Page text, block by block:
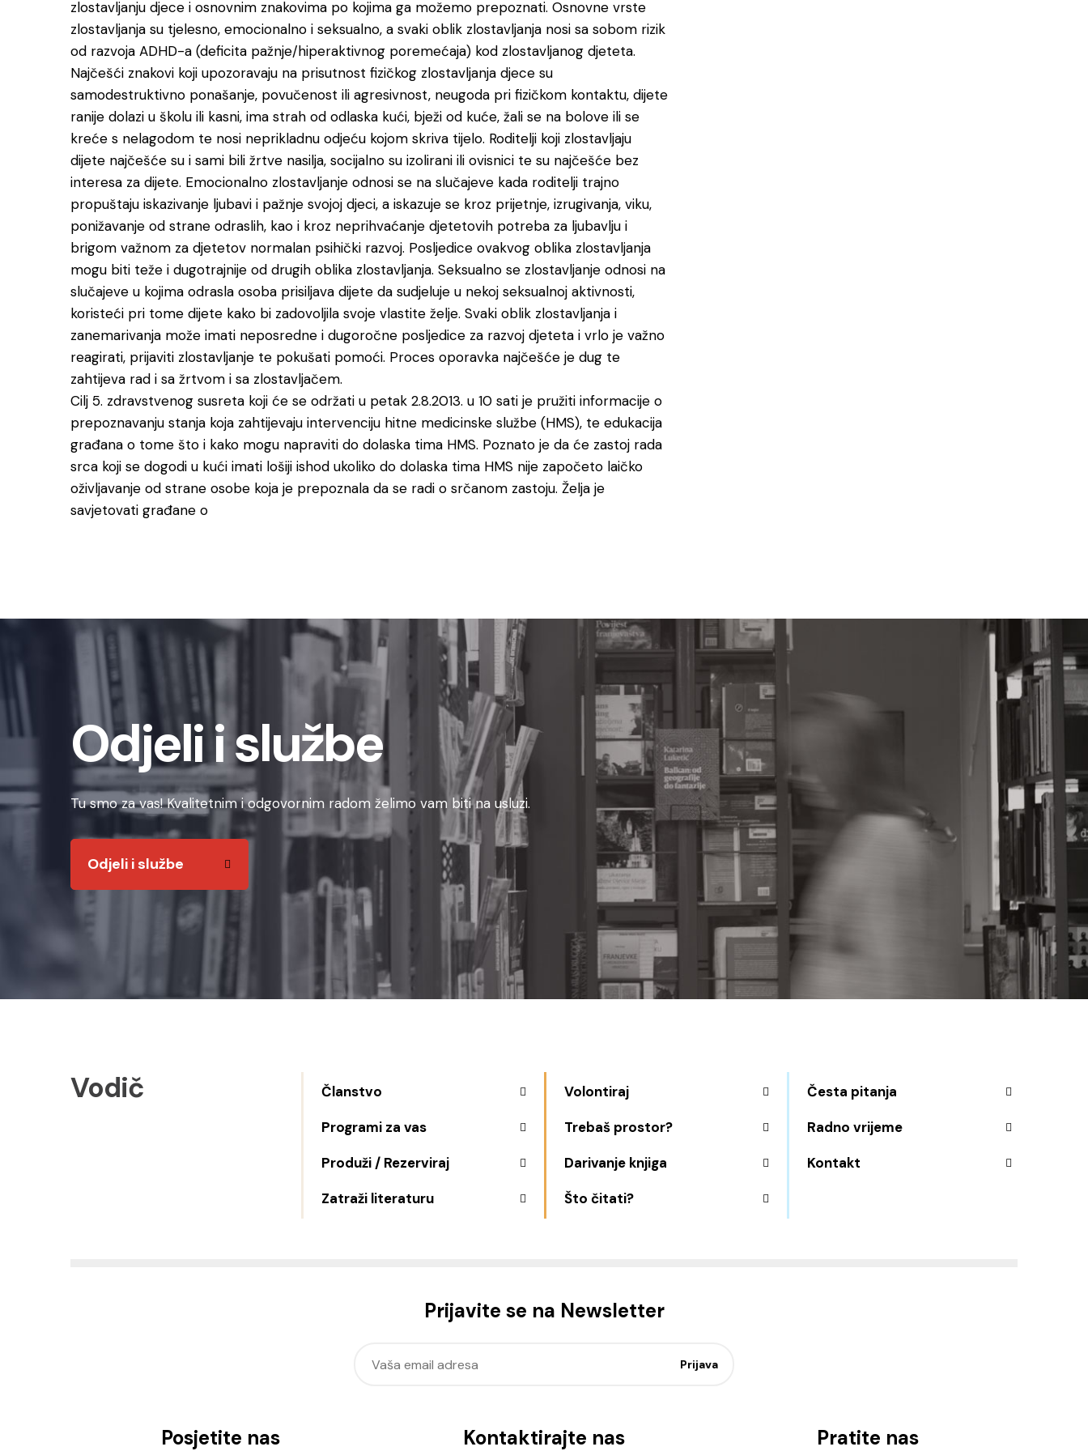
zlostavljanju djece i osnovnim znakovima po kojima ga možemo prepoznati. Osnovne vrste
zlostavljanja su tjelesno, emocionalno i seksualno, a svaki oblik zlostavljanja nosi sa sobom rizik
od razvoja ADHD-a (deficita pažnje/hiperaktivnog poremećaja) kod zlostavljanog djeteta.
Najčešći znakovi koji upozoravaju na prisutnost fizičkog zlostavljanja djece su
samodestruktivno ponašanje, povučenost ili agresivnost, neugoda pri fizičkom kontaktu, dijete
ranije dolazi u školu ili kasni, ima strah od odlaska kući, bježi od kuće, žali se na bolove ili se
kreće s nelagodom te nosi neprikladnu odjeću kojom skriva tijelo. Roditelji koji zlostavljaju
dijete najčešće su i sami bili žrtve nasilja, socijalno su izolirani ili ovisnici te su najčešće bez
interesa za dijete. Emocionalno zlostavljanje odnosi se na slučajeve kada roditelji trajno
propuštaju iskazivanje ljubavi i pažnje svojoj djeci, a iskazuje se kroz prijetnje, izrugivanja, viku,
ponižavanje od strane odraslih, kao i kroz neprihvaćanje djetetovih potreba za ljubavlju i
brigom važnom za djetetov normalan psihički razvoj. Posljedice ovakvog oblika zlostavljanja
mogu biti teže i dugotrajnije od drugih oblika zlostavljanja. Seksualno se zlostavljanje odnosi na
slučajeve u kojima odrasla osoba prisiljava dijete da sudjeluje u nekoj seksualnoj aktivnosti,
koristeći pri tome dijete kako bi zadovoljila svoje vlastite želje. Svaki oblik zlostavljanja i
zanemarivanja može imati neposredne i dugoročne posljedice za razvoj djeteta i vrlo je važno
reagirati, prijaviti zlostavljanje te pokušati pomoći. Proces oporavka najčešće je dug te
zahtijeva rad i sa žrtvom i sa zlostavljačem.
Cilj 5. zdravstvenog susreta koji će se održati u petak 2.8.2013. u 10 sati je pružiti informacije o
prepoznavanju stanja koja zahtijevaju intervenciju hitne medicinske službe (HMS), te edukacija
građana o tome što i kako mogu napraviti do dolaska tima HMS. Poznato je da će zastoj rada
srca koji se dogodi u kući imati lošiji ishod ukoliko do dolaska tima HMS nije započeto laičko
oživljavanje od strane osobe koja je prepoznala da se radi o srčanom zastoju. Želja je
savjetovati građane o
Odjeli i službe
Tu smo za vas! Kvalitetnim i odgovornim radom želimo vam biti na usluzi.
Odjeli i službe
Vodič
Članstvo
Programi za vas
Produži / Rezerviraj
Zatraži literaturu
Volontiraj
Trebaš prostor?
Darivanje knjiga
Što čitati?
Česta pitanja
Radno vrijeme
Kontakt
Prijavite se na Newsletter
Posjetite nas Kontaktirajte nas Pratite nas